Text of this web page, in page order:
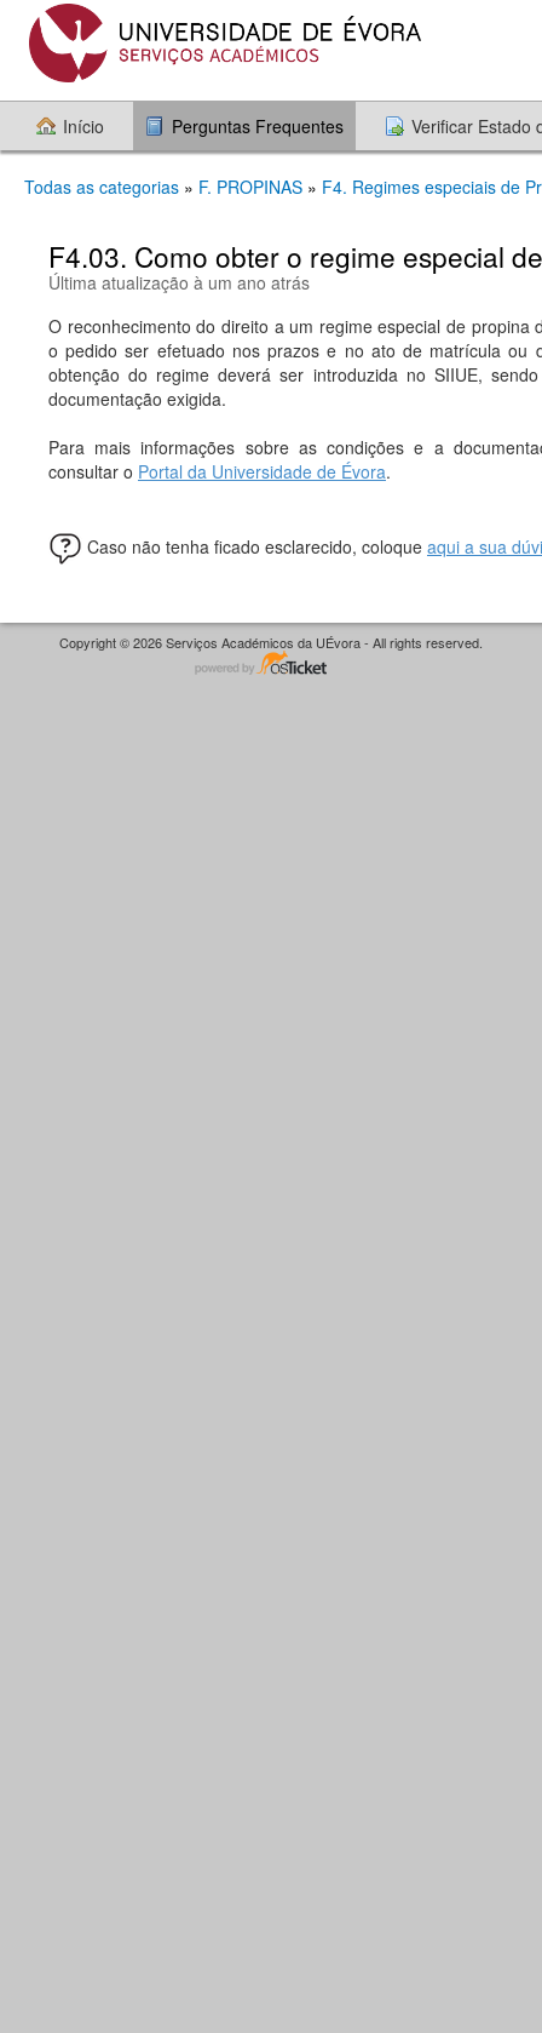
Início Perguntas Frequentes Verificar Estado
Todas as categorias » F. PROPINAS » F4. Regimes especiais de
F4.03. Como obter o regime especial
Última atualização à um ano atrás
O reconhecimento do direito a um regime especial de
o pedido ser efetuado nos prazos e no ato de matrícula ou
obtenção do regime deverá ser introduzida no SIIUE,
documentação exigida.
Para mais informações sobre as condições e a
consultar o Portal da Universidade de Évora.
Caso não tenha ficado esclarecido, coloque aqui a sua
Copyright © 2026 Serviços Académicos da UÉvora - All rights reserved.